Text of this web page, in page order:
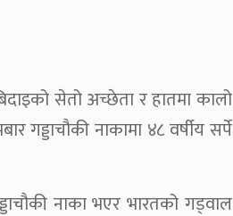
सेतो अच्छेता र हातमा कालो
गड्डाचौकी नाकामा ४८ वर्षीय सर्पे
नाका भएर भारतको गड्वाल